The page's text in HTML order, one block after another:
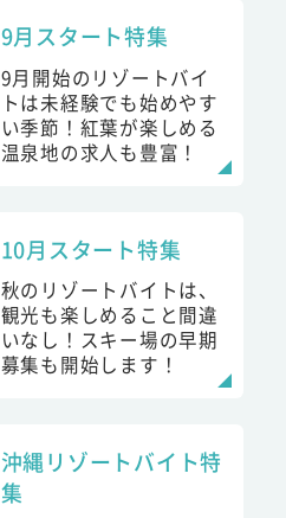
9月スタート特集
9月開始のリゾートバイ
トは未経験でも始めやす
い季節！紅葉が楽しめる
温泉地の求人も豊富！
10月スタート特集
秋のリゾートバイトは、
観光も楽しめること間違
いなし！スキー場の早期
募集も開始します！
沖縄リゾートバイト特
集